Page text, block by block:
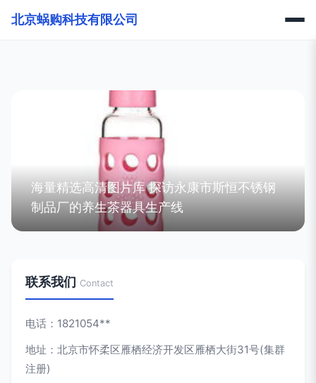
北京蜗购科技有限公司
海量精选高清图片库 探访永康市斯恒不锈钢
制品厂的养生茶器具生产线
联系我们 Contact
电话：1821054**
地址：北京市怀柔区雁栖经济开发区雁栖大街31号(集群
注册)